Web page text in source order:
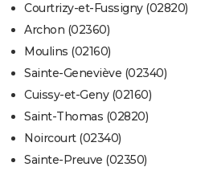
Courtrizy-et-Fussigny (02820)
Archon (02360)
Moulins (02160)
Sainte-Geneviève (02340)
Cuissy-et-Geny (02160)
Saint-Thomas (02820)
Noircourt (02340)
Sainte-Preuve (02350)